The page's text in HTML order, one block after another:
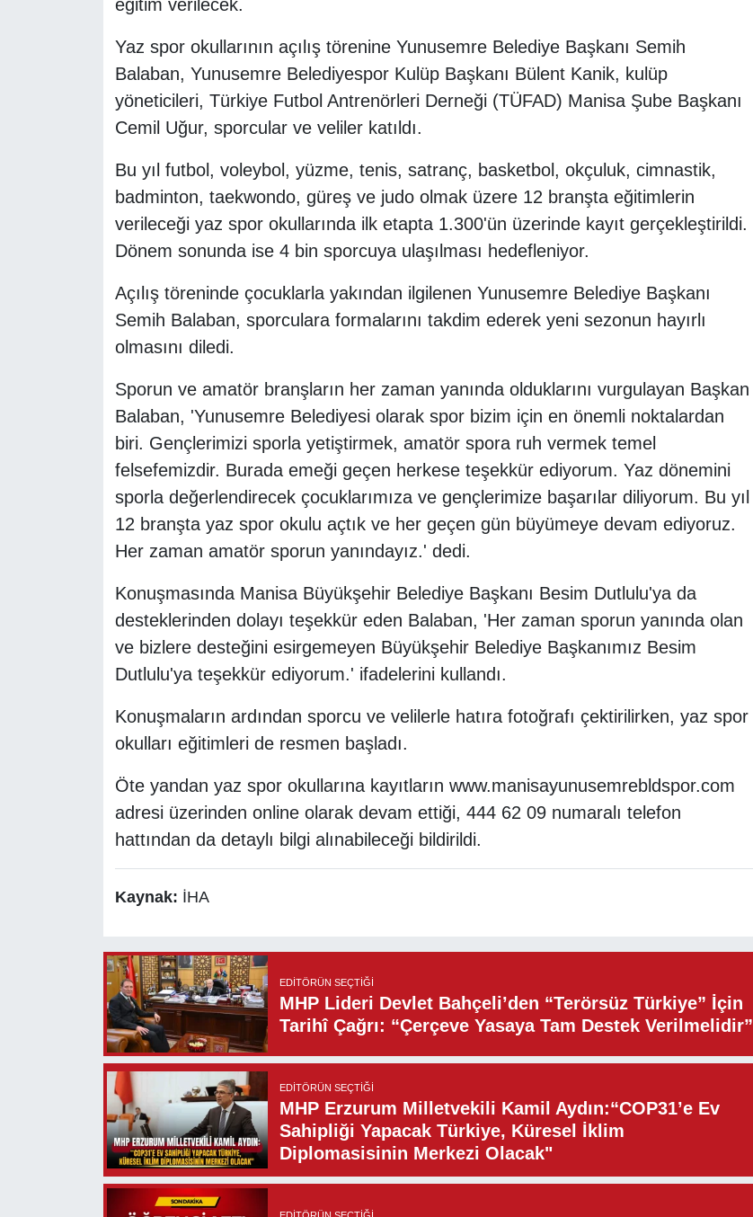
eğitim verilecek.
Yaz spor okullarının açılış törenine Yunusemre Belediye Başkanı Semih
Balaban, Yunusemre Belediyespor Kulüp Başkanı Bülent Kanik, kulüp
yöneticileri, Türkiye Futbol Antrenörleri Derneği (TÜFAD) Manisa Şube Başkanı
Cemil Uğur, sporcular ve veliler katıldı.
Bu yıl futbol, voleybol, yüzme, tenis, satranç, basketbol, okçuluk, cimnastik,
badminton, taekwondo, güreş ve judo olmak üzere 12 branşta eğitimlerin
verileceği yaz spor okullarında ilk etapta 1.300'ün üzerinde kayıt gerçekleştirildi.
Dönem sonunda ise 4 bin sporcuya ulaşılması hedefleniyor.
Açılış töreninde çocuklarla yakından ilgilenen Yunusemre Belediye Başkanı
Semih Balaban, sporculara formalarını takdim ederek yeni sezonun hayırlı
olmasını diledi.
Sporun ve amatör branşların her zaman yanında olduklarını vurgulayan Başkan
Balaban, 'Yunusemre Belediyesi olarak spor bizim için en önemli noktalardan
biri. Gençlerimizi sporla yetiştirmek, amatör spora ruh vermek temel
felsefemizdir. Burada emeği geçen herkese teşekkür ediyorum. Yaz dönemini
sporla değerlendirecek çocuklarımıza ve gençlerimize başarılar diliyorum. Bu yıl
12 branşta yaz spor okulu açtık ve her geçen gün büyümeye devam ediyoruz.
Her zaman amatör sporun yanındayız.' dedi.
Konuşmasında Manisa Büyükşehir Belediye Başkanı Besim Dutlulu'ya da
desteklerinden dolayı teşekkür eden Balaban, 'Her zaman sporun yanında olan
ve bizlere desteğini esirgemeyen Büyükşehir Belediye Başkanımız Besim
Dutlulu'ya teşekkür ediyorum.' ifadelerini kullandı.
Konuşmaların ardından sporcu ve velilerle hatıra fotoğrafı çektirilirken, yaz spor
okulları eğitimleri de resmen başladı.
Öte yandan yaz spor okullarına kayıtların www.manisayunusemrebldspor.com
adresi üzerinden online olarak devam ettiği, 444 62 09 numaralı telefon
hattından da detaylı bilgi alınabileceği bildirildi.
Kaynak: İHA
EDITÖRÜN SEÇTIĞI
MHP Lideri Devlet Bahçeli’den “Terörsüz Türkiye” İçin
Tarihî Çağrı: “Çerçeve Yasaya Tam Destek Verilmelidir”
EDITÖRÜN SEÇTIĞI
MHP Erzurum Milletvekili Kamil Aydın:“COP31’e Ev
Sahipliği Yapacak Türkiye, Küresel İklim
Diplomasisinin Merkezi Olacak"